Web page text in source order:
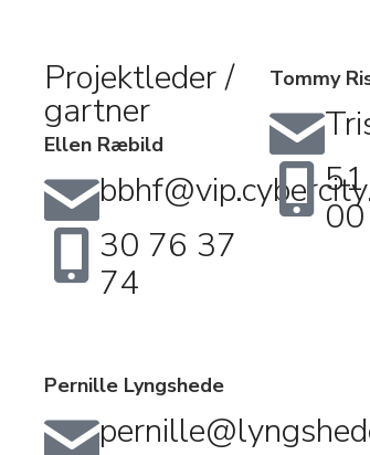
Projektleder /
gartner
Ellen Ræbild
30 76 37
74
Tommy
00
Pernille Lyngshede